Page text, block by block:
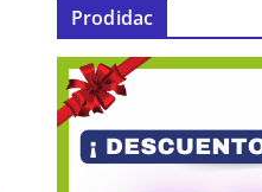
10 de enero de 2015
Prodidac